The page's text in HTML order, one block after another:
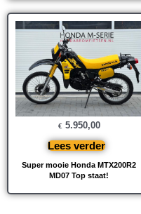
Super mooie Honda MTX200R2
MD07 Top staat!
€ 5.950,00
Lees verder